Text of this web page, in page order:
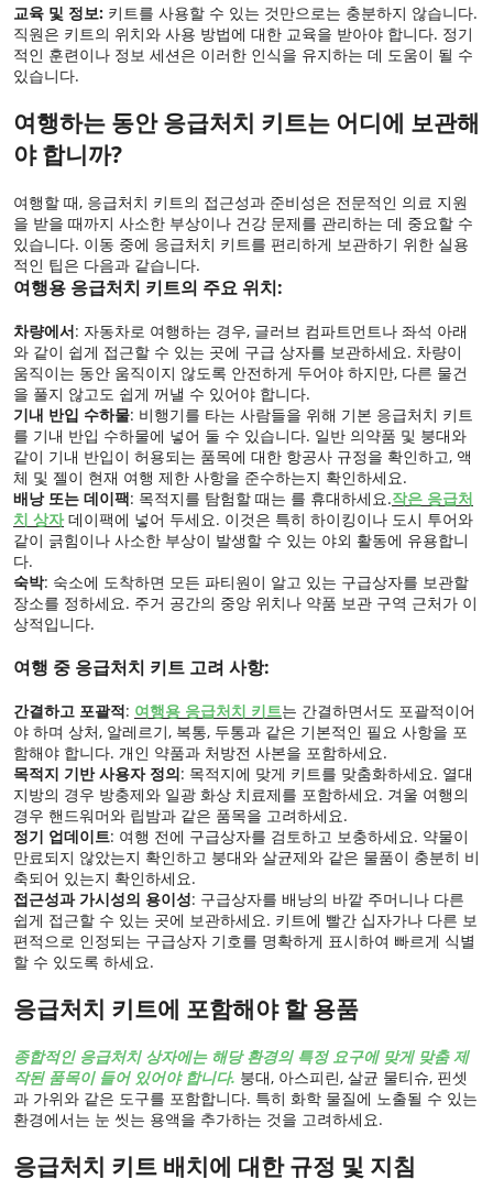
교육 및 정보: 키트를 사용할 수 있는 것만으로는 충분하지 않습니다.
직원은 키트의 위치와 사용 방법에 대한 교육을 받아야 합니다. 정기
적인 훈련이나 정보 세션은 이러한 인식을 유지하는 데 도움이 될 수
있습니다.
여행하는 동안 응급처치 키트는 어디에 보관해
야 합니까?
여행할 때, 응급처치 키트의 접근성과 준비성은 전문적인 의료 지원
을 받을 때까지 사소한 부상이나 건강 문제를 관리하는 데 중요할 수
있습니다. 이동 중에 응급처치 키트를 편리하게 보관하기 위한 실용
적인 팁은 다음과 같습니다.
여행용 응급처치 키트의 주요 위치:
차량에서: 자동차로 여행하는 경우, 글러브 컴파트먼트나 좌석 아래
와 같이 쉽게 접근할 수 있는 곳에 구급 상자를 보관하세요. 차량이
움직이는 동안 움직이지 않도록 안전하게 두어야 하지만, 다른 물건
을 풀지 않고도 쉽게 꺼낼 수 있어야 합니다.
기내 반입 수하물: 비행기를 타는 사람들을 위해 기본 응급처치 키트
를 기내 반입 수하물에 넣어 둘 수 있습니다. 일반 의약품 및 붕대와
같이 기내 반입이 허용되는 품목에 대한 항공사 규정을 확인하고, 액
체 및 젤이 현재 여행 제한 사항을 준수하는지 확인하세요.
배낭 또는 데이팩: 목적지를 탐험할 때는 를 휴대하세요.작은 응급처
치 상자데이팩에 넣어 두세요. 이것은 특히 하이킹이나 도시 투어와
같이 긁힘이나 사소한 부상이 발생할 수 있는 야외 활동에 유용합니
다.
숙박: 숙소에 도착하면 모든 파티원이 알고 있는 구급상자를 보관할
장소를 정하세요. 주거 공간의 중앙 위치나 약품 보관 구역 근처가 이
상적입니다.
여행 중 응급처치 키트 고려 사항:
간결하고 포괄적: 여행용 응급처치 키트는 간결하면서도 포괄적이어
야 하며 상처, 알레르기, 복통, 두통과 같은 기본적인 필요 사항을 포
함해야 합니다. 개인 약품과 처방전 사본을 포함하세요.
목적지 기반 사용자 정의: 목적지에 맞게 키트를 맞춤화하세요. 열대
지방의 경우 방충제와 일광 화상 치료제를 포함하세요. 겨울 여행의
경우 핸드워머와 립밤과 같은 품목을 고려하세요.
정기 업데이트: 여행 전에 구급상자를 검토하고 보충하세요. 약물이
만료되지 않았는지 확인하고 붕대와 살균제와 같은 물품이 충분히 비
축되어 있는지 확인하세요.
접근성과 가시성의 용이성: 구급상자를 배낭의 바깥 주머니나 다른
쉽게 접근할 수 있는 곳에 보관하세요. 키트에 빨간 십자가나 다른 보
편적으로 인정되는 구급상자 기호를 명확하게 표시하여 빠르게 식별
할 수 있도록 하세요.
응급처치 키트에 포함해야 할 용품
종합적인 응급처치 상자에는 해당 환경의 특정 요구에 맞게 맞춤 제
작된 품목이 들어 있어야 합니다. 붕대, 아스피린, 살균 물티슈, 핀셋
과 가위와 같은 도구를 포함합니다. 특히 화학 물질에 노출될 수 있는
환경에서는 눈 씻는 용액을 추가하는 것을 고려하세요.
응급처치 키트 배치에 대한 규정 및 지침